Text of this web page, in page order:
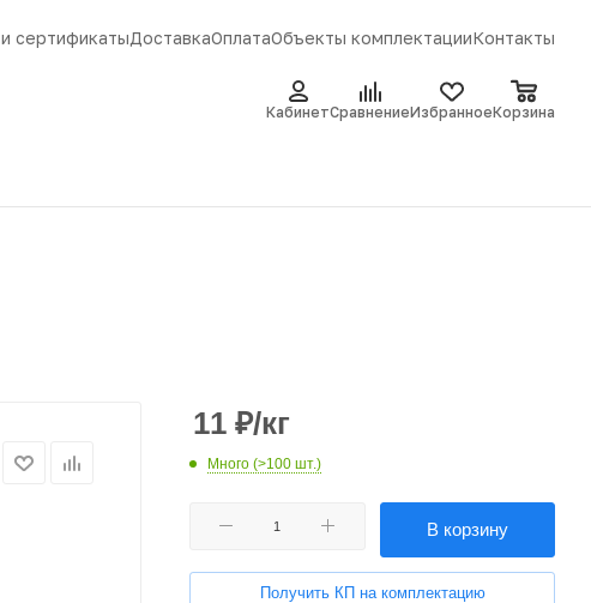
сертификатыДоставкаОплатаОбъекты комплектацииКонтакты
КабинетСравнениеИзбранноеКорзина
11 ₽/кг
Много (>100 шт.)
В корзину
Получить КП на комплектацию